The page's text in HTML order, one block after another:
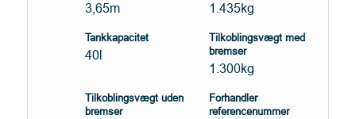
3,65m 1.435kg
Tankkapacitet
40l
Tilkoblingsvægt med
bremser
1.300kg
Tilkoblingsvægt uden
bremser
Forhandler
referencenummer